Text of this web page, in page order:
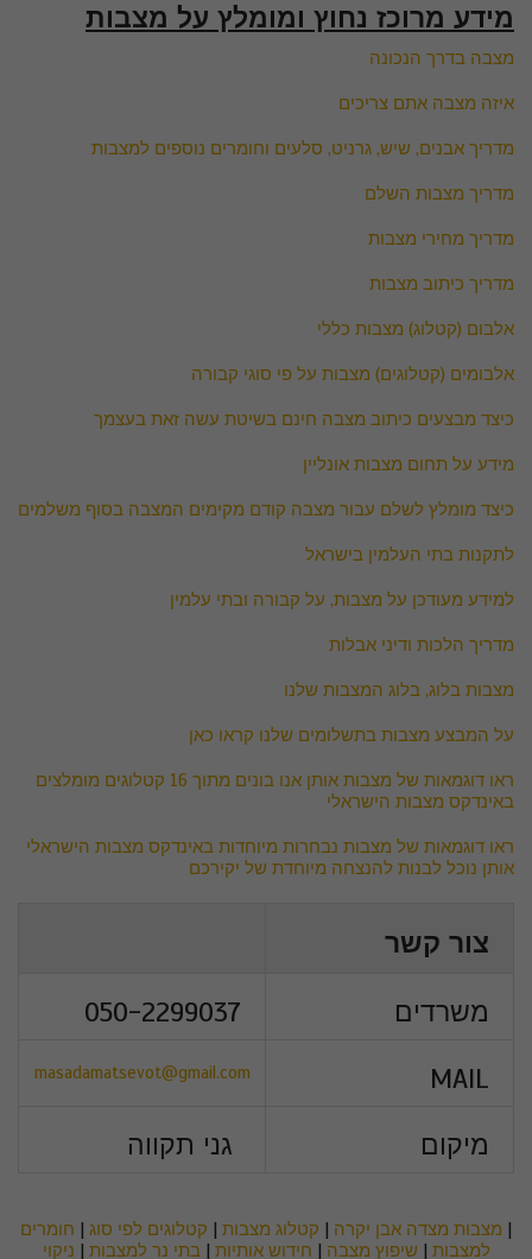
מידע מרוכז נחוץ ומומלץ על מצבות
מצבה בדרך הנכונה
איזה מצבה אתם צריכים
מדריך אבנים, שיש, גרניט, סלעים וחומרים נוספים למצבות
מדריך מצבות השלם
מדריך מחירי מצבות
מדריך כיתוב מצבות
אלבום (קטלוג) מצבות כללי
אלבומים (קטלוגים) מצבות על פי סוגי קבורה
כיצד מבצעים כיתוב מצבה חינם בשיטת עשה זאת בעצמך
מידע על תחום מצבות אונליין
כיצד מומלץ לשלם עבור מצבה קודם מקימים המצבה בסוף משלמים
לתקנות בתי העלמין בישראל
למידע מעודכן על מצבות, על קבורה ובתי עלמין
מדריך הלכות ודיני אבלות
מצבות בלוג, בלוג המצבות שלנו
על המבצע מצבות בתשלומים שלנו קראו כאן
ראו דוגמאות של מצבות אותן אנו בונים מתוך 16 קטלוגים מומלצים
באינדקס מצבות הישראלי
ראו דוגמאות של מצבות נבחרות מיוחדות באינדקס מצבות הישראלי
אותן נוכל לבנות להנצחה מיוחדת של יקירכם
צור קשר
משרדים
050-2299037
MAIL
masadamatsevot@gmail.com
מיקום גני תקווה
מצבות מצדה אבן יקרה קטלוג מצבות קטלוגים לפי סוג
חומרים
למצבות |שיפוץ מצבה חידוש אותיות |בתי נר למצבות ניקוי